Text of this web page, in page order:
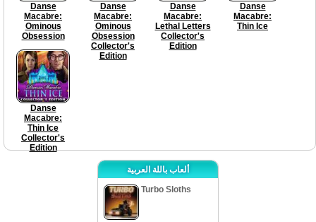
Danse
Macabre:
Ominous
Obsession
Danse
Macabre:
Ominous
Obsession
Collector's
Edition
Danse
Macabre:
Lethal Letters
Collector's
Edition
Danse
Macabre:
Thin Ice
Danse
Macabre:
Thin Ice
Collector's
Edition
ألعاب باللة العربية
Turbo Sloths